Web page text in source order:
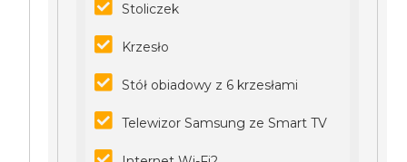
Stoliczek
Krzesło
Stół obiadowy z 6 krzesłami
Telewizor Samsung ze Smart TV